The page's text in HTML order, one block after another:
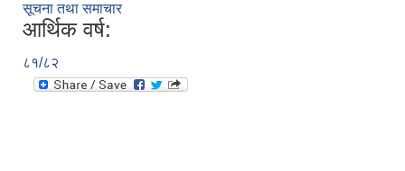
सूचना तथा समाचार
आर्थिक वर्ष:
८१/८२